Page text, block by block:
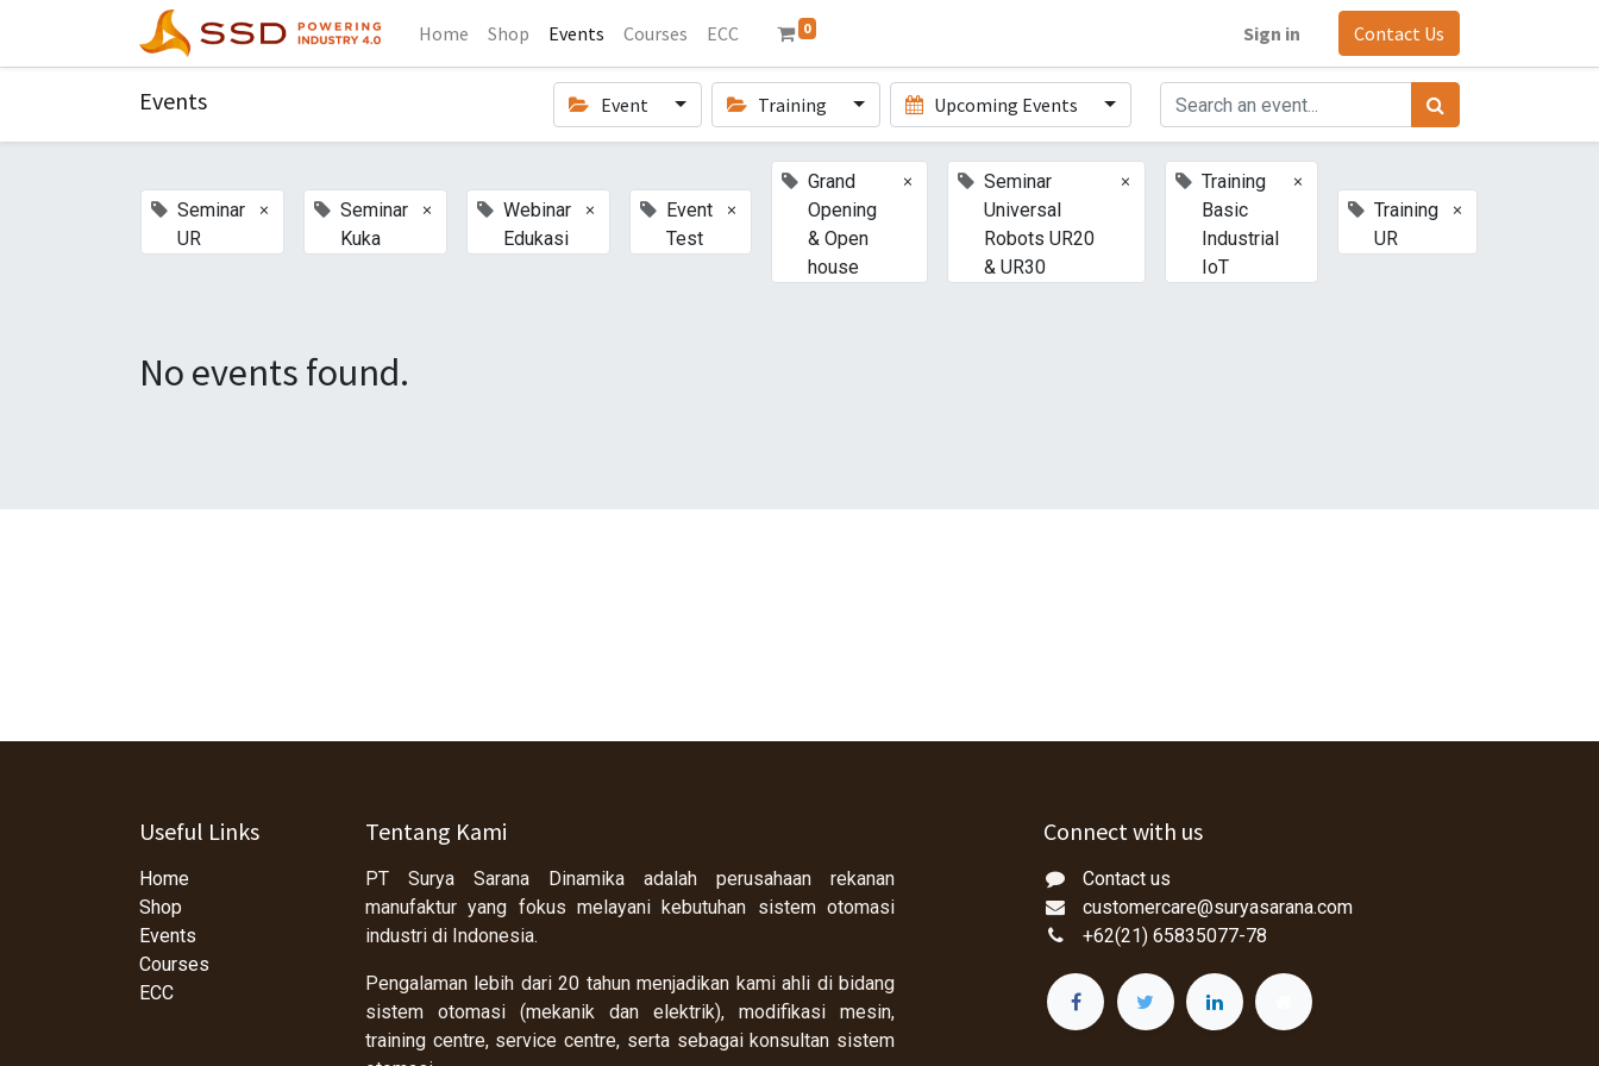
Home Shop Events Courses ECC 0 Sign in Contact Us
Events Event Training Upcoming Events
Seminar
UR
×
Seminar
Kuka
×
Webinar
Edukasi
×
Event
Test
×
Grand
Opening
& Open
house
×
Seminar
Universal
Robots UR20
& UR30
×
Training
Basic
Industrial
IoT
×
Training
UR
×
No events found.
Useful Links
Home
Shop
Events
Courses
ECC
Tentang Kami
PT Surya Sarana Dinamika adalah perusahaan rekanan
manufaktur yang fokus melayani kebutuhan sistem otomasi
industri di Indonesia.
Pengalaman lebih dari 20 tahun menjadikan kami ahli di bidang
sistem otomasi (mekanik dan elektrik), modifikasi mesin,
training centre, service centre, serta sebagai konsultan sistem
Connect with us
Contact us
customercare@suryasarana.com
+62(21) 65835077-78